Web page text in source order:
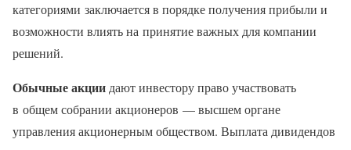
категориями заключается в порядке получения прибыли и
возможности влиять на принятие важных для компании
решений.
Обычные акции дают инвестору право участвовать
в общем собрании акционеров — высшем органе
управления акционерным обществом. Выплата дивидендов